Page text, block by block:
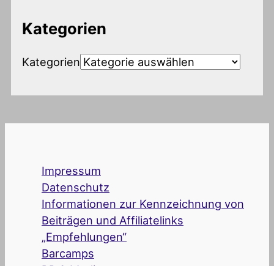
Kategorien
Kategorien
Impressum
Datenschutz
Informationen zur Kennzeichnung von
Beiträgen und Affiliatelinks
„Empfehlungen“
Barcamps